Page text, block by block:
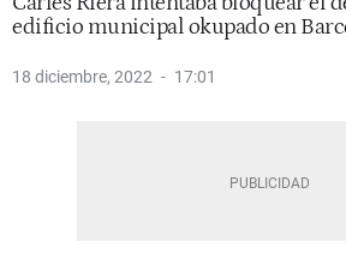
edificio municipal okupado en
18 diciembre, 2022 17:01